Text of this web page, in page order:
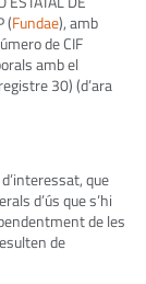
(Fundae), amb
de CIF
amb el
30) (d’ara
que
d’ús que s’hi
de les
de